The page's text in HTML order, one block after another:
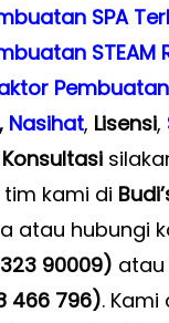
SPA
STEAM
Pembuatan
Nasihat, Lisensi,
Konsultasi
kami di
atau hubungi
90009) atau
466 796).